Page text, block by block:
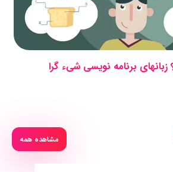
برنامه نویسی شیء گرا
مشاهده همه